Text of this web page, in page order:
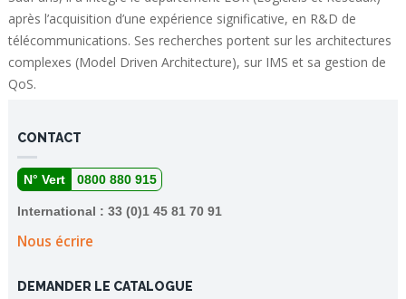
après l’acquisition d’une expérience significative, en R&D de
télécommunications. Ses recherches portent sur les architectures
complexes (Model Driven Architecture), sur IMS et sa gestion de
QoS.
CONTACT
N° Vert 0800 880 915
International : 33 (0)1 45 81 70 91
Nous écrire
DEMANDER LE CATALOGUE